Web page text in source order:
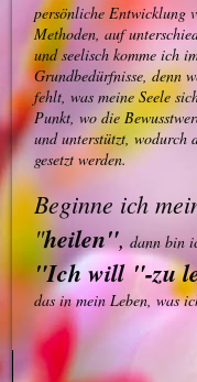
persönliche Entwicklung
Methoden, auf
und seelisch komme ich
Grundbedürfnisse, denn
fehlt, was meine Seele
Punkt, wo die
und unterstützt, wodurch
gesetzt werden.
Beginne ich
"heilen", dann bin
"Ich will"-zu
das in mein Leben, was